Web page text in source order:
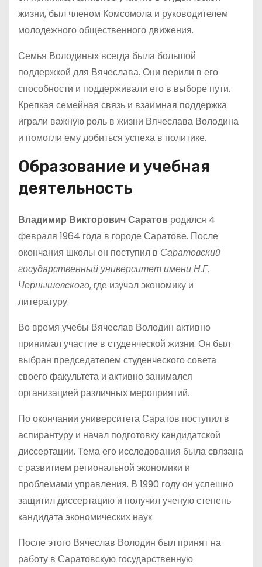
жизни, был членом Комсомола и руководителем
молодежного общественного движения.
Семья Володиных всегда была большой
поддержкой для Вячеслава. Они верили в его
способности и поддерживали его в выборе пути.
Крепкая семейная связь и взаимная поддержка
играли важную роль в жизни Вячеслава Володина
и помогли ему добиться успеха в политике.
Образование и учебная
деятельность
Владимир Викторович Саратов родился 4
февраля 1964 года в городе Саратове. После
окончания школы он поступил в Саратовский
государственный университет имени Н.Г.
Чернышевского, где изучал экономику и
литературу.
Во время учебы Вячеслав Володин активно
принимал участие в студенческой жизни. Он был
выбран председателем студенческого совета
своего факультета и активно занимался
организацией различных мероприятий.
По окончании университета Саратов поступил в
аспирантуру и начал подготовку кандидатской
диссертации. Тема его исследования была связана
с развитием региональной экономики и
проблемами управления. В 1990 году он успешно
защитил диссертацию и получил ученую степень
кандидата экономических наук.
После этого Вячеслав Володин был принят на
работу в Саратовскую государственную